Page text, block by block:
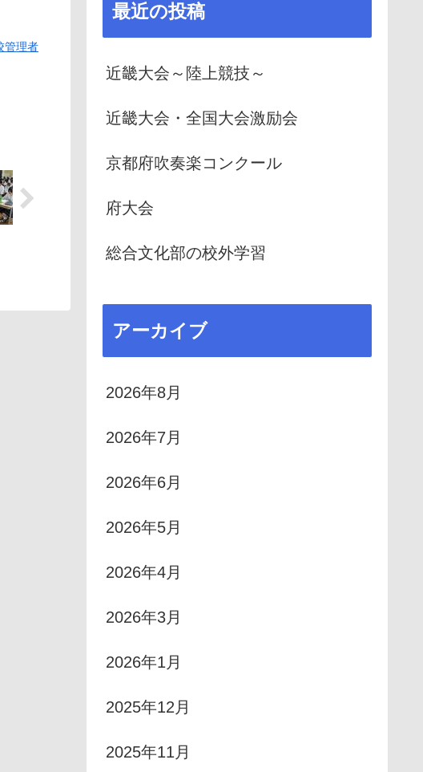
管理者
最近の投稿
近畿大会～陸上競技～
近畿大会・全国大会激励会
京都府吹奏楽コンクール
府大会
総合文化部の校外学習
アーカイブ
2026年8月
2026年7月
2026年6月
2026年5月
2026年4月
2026年3月
2026年1月
2025年12月
2025年11月